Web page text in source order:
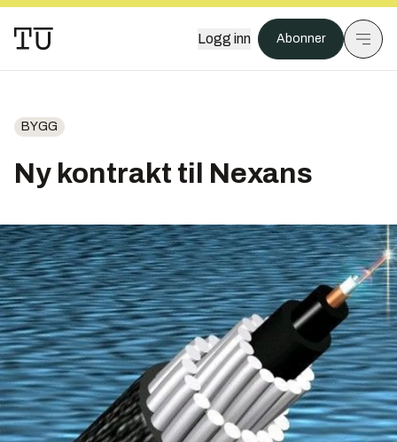
Logg inn Abonner
BYGG
Ny kontrakt til Nexans